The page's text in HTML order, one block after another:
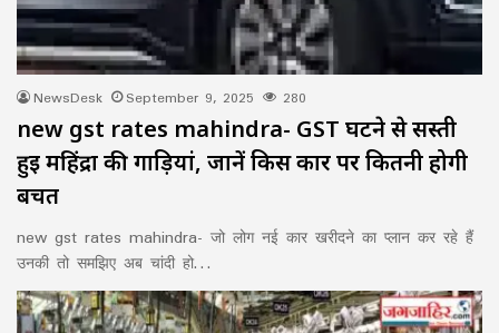
NewsDesk September 9, 2025 280
new gst rates mahindra- GST घटने से सस्ती
हुई महिंद्रा की गाड़ियां, जानें किस कार पर कितनी होगी
बचत
new gst rates mahindra- जो लोग नई कार खरीदने का प्लान कर रहे हैं
उनकी तो समझिए अब चांदी हो…